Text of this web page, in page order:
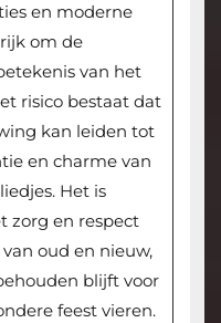
en moderne
om de
van het
risico bestaat dat
kan leiden tot
en charme van
Het is
zorg en respect
oud en nieuw,
blijft voor
feest vieren.